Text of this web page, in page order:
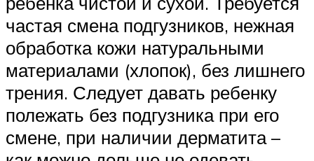
частая смена подгузников, нежная
обработка кожи натуральными
материалами (хлопок), без лишнего
трения. Следует давать ребенку
полежать без подгузника при его
смене, при наличии дерматита –